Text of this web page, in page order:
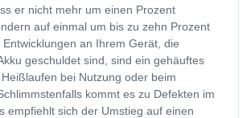
er nicht mehr um einen Prozent
auf einmal um bis zu zehn Prozent
an Ihrem Gerät, die
geschuldet sind, sind ein gehäuftes
bei Nutzung oder beim
kommt es zu Defekten im
empfiehlt sich der Umstieg auf einen